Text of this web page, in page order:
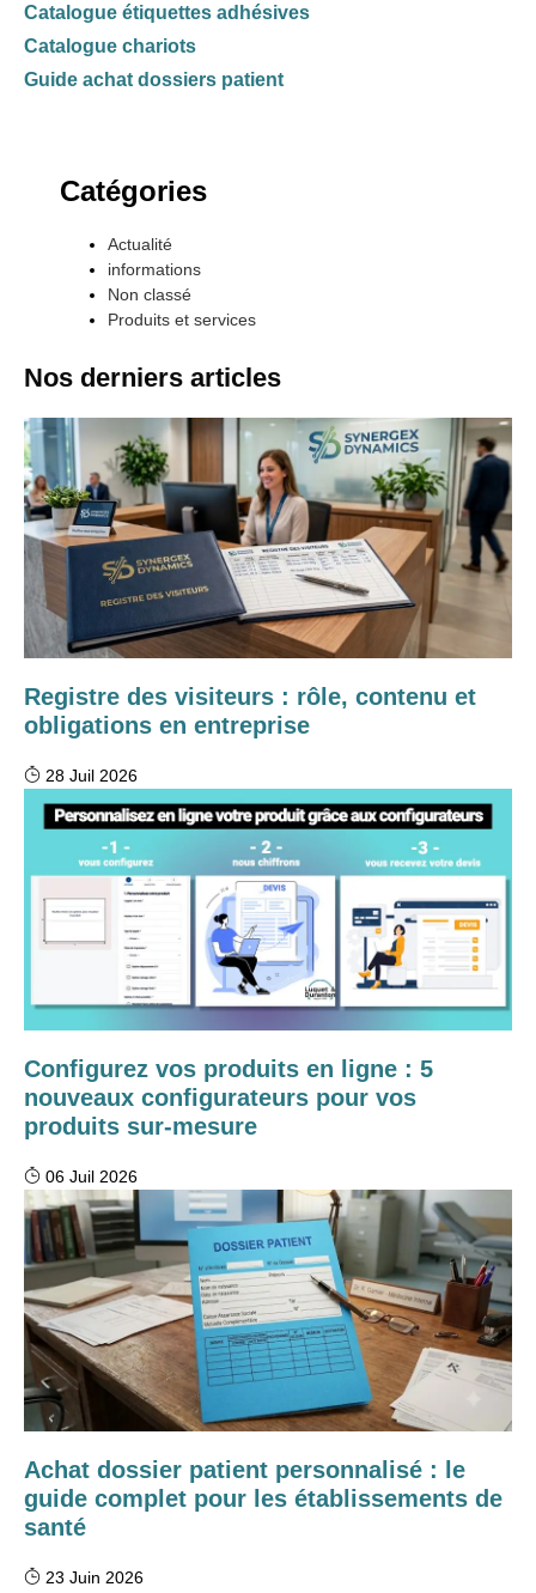
Catalogue étiquettes adhésives
Catalogue chariots
Guide achat dossiers patient
Catégories
Actualité
informations
Non classé
Produits et services
Nos derniers articles
Registre des visiteurs : rôle, contenu et
obligations en entreprise
28 Juil 2026
Configurez vos produits en ligne : 5
nouveaux configurateurs pour vos
produits sur-mesure
06 Juil 2026
Achat dossier patient personnalisé : le
guide complet pour les établissements de
santé
23 Juin 2026